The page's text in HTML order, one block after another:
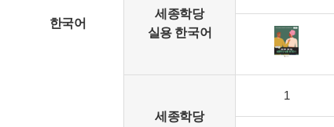
한국어
세종학당
실용 한국어
세종학당
1